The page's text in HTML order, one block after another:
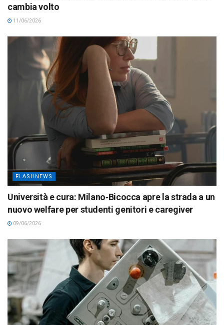
cambia volto
11/06/2026
FLASHNEWS
Università e cura: Milano‑Bicocca apre la strada a un
nuovo welfare per studenti genitori e caregiver
09/06/2026